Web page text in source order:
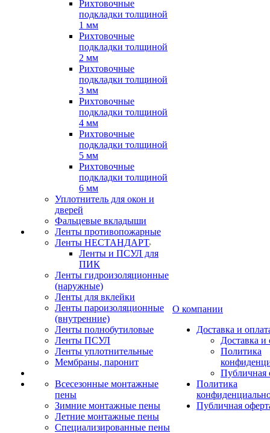
Рихтовочные
подкладки толщиной
1 мм
Рихтовочные
подкладки толщиной
2 мм
Рихтовочные
подкладки толщиной
3 мм
Рихтовочные
подкладки толщиной
4 мм
Рихтовочные
подкладки толщиной
5 мм
Рихтовочные
подкладки толщиной
6 мм
Уплотнитель для окон и
дверей
Фальцевые вкладыши
Ленты противопожарные
Ленты НЕСТАНДАРТ
Ленты и ПСУЛ для
ПИК
Ленты гидроизоляционные
(наружные)
Ленты для вклейки
Ленты пароизоляционные
(внутренние)
Ленты полнобутиловые
Ленты ПСУЛ
Ленты уплотнительные
Мембраны, паронит
Всесезонные монтажные
пены
Зимние монтажные пены
Летние монтажные пены
Специализированные пены
О компании
Доставка и
Доставка и
Политика
Публичная
Политика
Публичная